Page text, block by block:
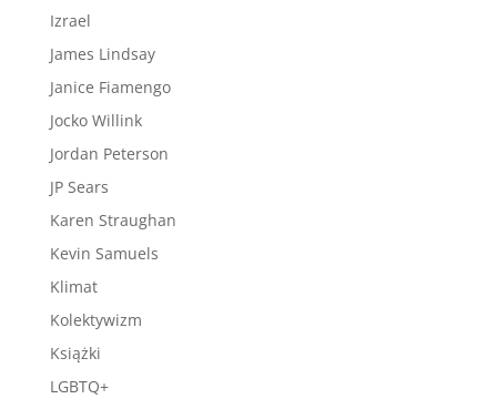
Izrael
James Lindsay
Janice Fiamengo
Jocko Willink
Jordan Peterson
JP Sears
Karen Straughan
Kevin Samuels
Klimat
Kolektywizm
Książki
LGBTQ+